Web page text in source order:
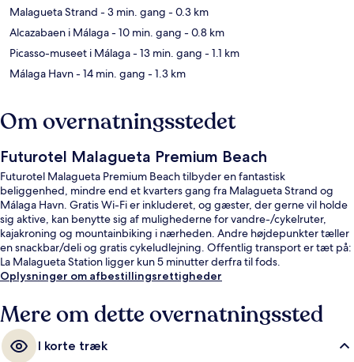
Malagueta Strand - 3 min. gang - 0.3 km
Alcazabaen i Málaga- 10 min. gang - 0.8 km
Picasso-museet i Málaga- 13 min. gang - 1.1 km
Málaga Havn- 14 min. gang - 1.3 km
Om overnatningsstedet
Futurotel Malagueta Premium Beach
Futurotel Malagueta Premium Beach tilbyder en fantastisk
beliggenhed, mindre end et kvarters gang fra Malagueta Strand og
Málaga Havn. Gratis Wi-Fi er inkluderet, og gæster, der gerne vil holde
sig aktive, kan benytte sig af mulighederne for vandre-/cykelruter,
kajakroning og mountainbiking i nærheden. Andre højdepunkter tæller
en snackbar/deli og gratis cykeludlejning. Offentlig transport er tæt på:
La Malagueta Station ligger kun 5 minutter derfra til fods.
Oplysninger om afbestillingsrettigheder
Mere om dette overnatningssted
I korte træk